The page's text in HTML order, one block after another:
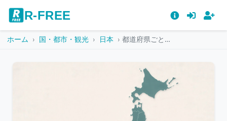
R-FREE
ホーム 国・都市・観光 日本 都道府県ごとに区切られた日本地図